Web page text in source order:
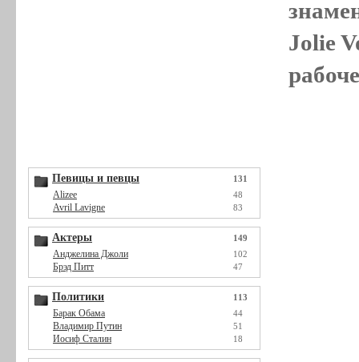
Певицы и певцы 131
Alizee 48
Avril Lavigne 83
Актеры 149
Анджелина Джоли 102
Брэд Питт 47
Политики 113
Барак Обама 44
Владимир Путин 51
Иосиф Сталин 18
Jolie